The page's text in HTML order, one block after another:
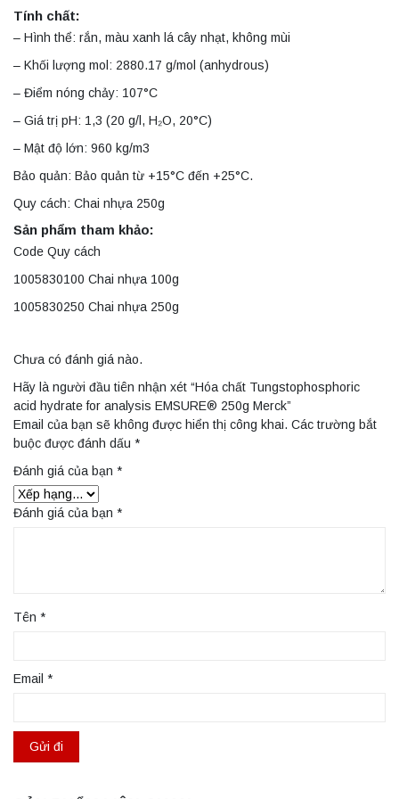
Tính chất:
– Hình thể: rắn, màu xanh lá cây nhạt, không mùi
– Khối lượng mol: 2880.17 g/mol (anhydrous)
– Điểm nóng chảy: 107°C
– Giá trị pH: 1,3 (20 g/l, H₂O, 20°C)
– Mật độ lớn: 960 kg/m3
Bảo quản: Bảo quản từ +15°C đến +25°C.
Quy cách: Chai nhựa 250g
Sản phẩm tham khảo:
Code Quy cách
1005830100 Chai nhựa 100g
1005830250 Chai nhựa 250g
Chưa có đánh giá nào.
Hãy là người đầu tiên nhận xét “Hóa chất Tungstophosphoric
acid hydrate for analysis EMSURE® 250g Merck”
Email của bạn sẽ không được hiển thị công khai. Các trường bắt
buộc được đánh dấu *
Đánh giá của bạn *
Đánh giá của bạn *
Tên *
Email *